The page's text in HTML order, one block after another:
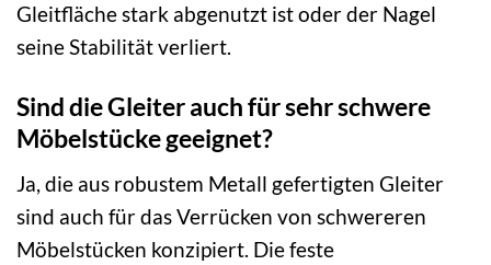
Gleitfläche stark abgenutzt ist oder der Nagel
seine Stabilität verliert.
Sind die Gleiter auch für sehr schwere
Möbelstücke geeignet?
Ja, die aus robustem Metall gefertigten Gleiter
sind auch für das Verrücken von schwereren
Möbelstücken konzipiert. Die feste